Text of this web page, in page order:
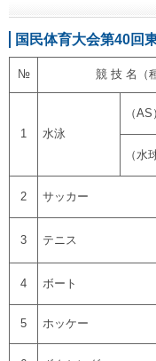
国民体育大会第40回
№ 競 技 名（種
1 水泳
（AS
（水
2 サッカー
3 テニス
4 ボート
5 ホッケー